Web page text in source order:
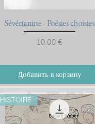
Быстрый просмотр
Sévérianine - Poésies choisies
Цена
10,00 €
Добавить в корзину
HISTOIRE